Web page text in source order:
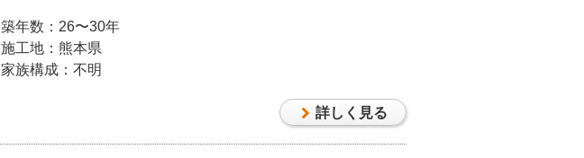
築年数：26〜30年
施工地：熊本県
家族構成：不明
詳しく見る